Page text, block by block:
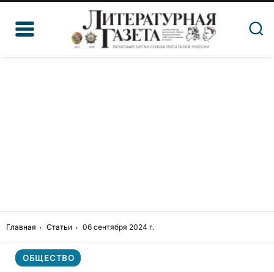
Главная Статьи 06 сентября 2024 г.
ОБЩЕСТВО